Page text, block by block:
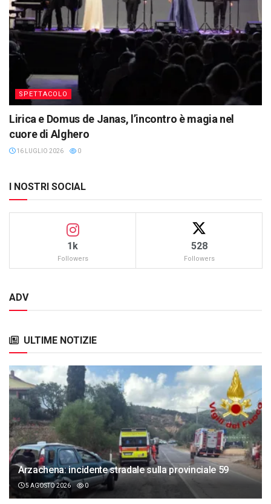
SPETTACOLO
Lirica e Domus de Janas, l’incontro è magia nel
cuore di Alghero
16 LUGLIO 2026 0
I NOSTRI SOCIAL
1k
Followers
528
Followers
ADV
ULTIME NOTIZIE
Arzachena: incidente stradale sulla provinciale 59
5 AGOSTO 2026 0